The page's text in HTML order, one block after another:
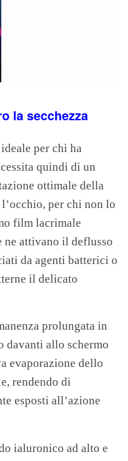
la secchezza
per chi ha
quindi di un
ottimale della
per chi non lo
film lacrimale
ne attivano il deflusso
da agenti batterici o
il delicato
prolungata in
davanti allo schermo
evaporazione dello
rendendo di
esposti all’azione
ialuronico ad alto e